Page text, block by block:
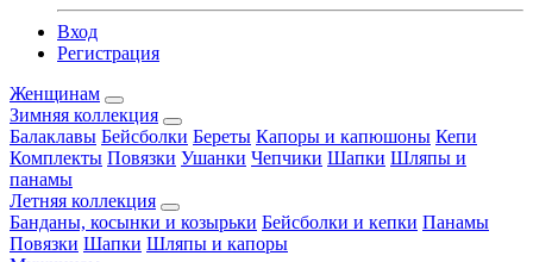
Вход
Регистрация
Женщинам
Зимняя коллекция
Балаклавы Бейсболки Береты Капоры и капюшоны Кепи
Комплекты Повязки Ушанки Чепчики Шапки Шляпы и
панамы
Летняя коллекция
Банданы, косынки и козырьки Бейсболки и кепки Панамы
Повязки Шапки Шляпы и капоры